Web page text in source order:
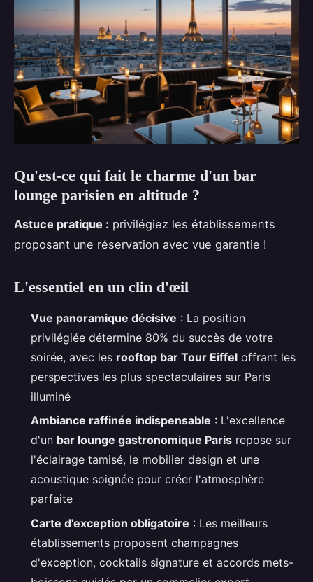
Qu'est-ce qui fait le charme d'un bar
lounge parisien en altitude ?
Astuce pratique : privilégiez les établissements
proposant une réservation avec vue garantie !
L'essentiel en un clin d'œil
Vue panoramique décisive : La position
privilégiée détermine 80% du succès de votre
soirée, avec les rooftop bar Tour Eiffel offrant les
perspectives les plus spectaculaires sur Paris
illuminé
Ambiance raffinée indispensable : L'excellence
d'un bar lounge gastronomique Paris repose sur
l'éclairage tamisé, le mobilier design et une
acoustique soignée pour créer l'atmosphère
parfaite
Carte d'exception obligatoire : Les meilleurs
établissements proposent champagnes
d'exception, cocktails signature et accords mets-